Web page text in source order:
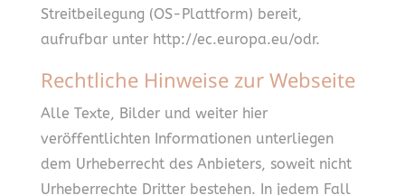
Streitbeilegung (OS-Plattform) bereit,
aufrufbar unter http://ec.europa.eu/odr.
Rechtliche Hinweise zur Webseite
Alle Texte, Bilder und weiter hier
veröffentlichten Informationen unterliegen
dem Urheberrecht des Anbieters, soweit nicht
Urheberrechte Dritter bestehen. In jedem Fall